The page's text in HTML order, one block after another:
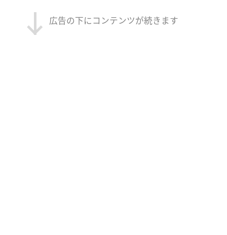
広告の下にコンテンツが続きます